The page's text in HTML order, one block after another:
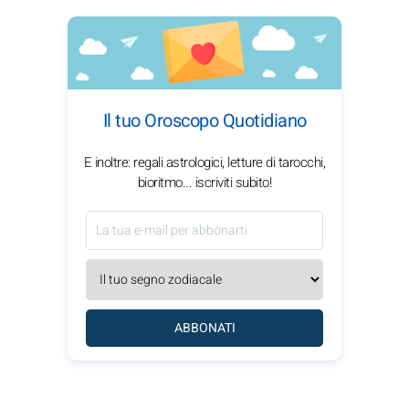
Il tuo Oroscopo Quotidiano
E inoltre: regali astrologici, letture di tarocchi,
bioritmo... iscriviti subito!
ABBONATI